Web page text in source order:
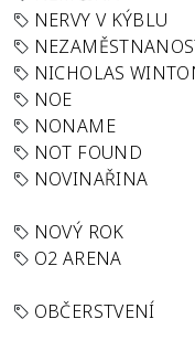
NERVY V KÝBLU
NICHOLAS
NOE
NONAME
NOT FOUND
NOVINAŘINA
NOVÝ ROK
O2 ARENA
OBČERSTVENÍ